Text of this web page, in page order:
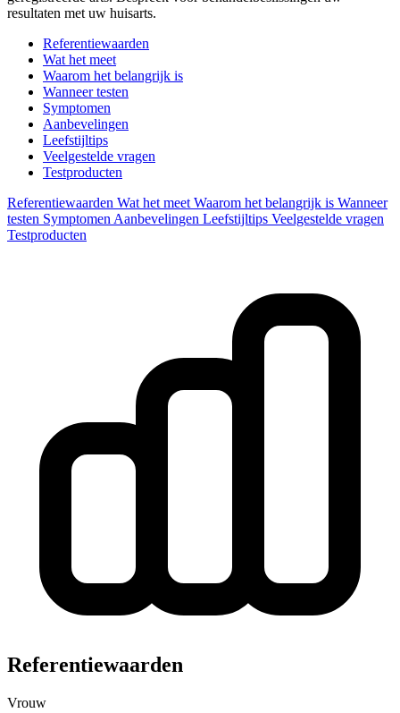
resultaten met uw huisarts.
Referentiewaarden
Wat het meet
Waarom het belangrijk is
Wanneer testen
Symptomen
Aanbevelingen
Leefstijltips
Veelgestelde vragen
Testproducten
Referentiewaarden Wat het meet Waarom het belangrijk is Wanneer
testen Symptomen Aanbevelingen Leefstijltips Veelgestelde vragen
Testproducten
Referentiewaarden
Vrouw